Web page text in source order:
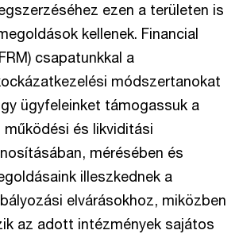
ezen a területen is
kellenek. Financial
csapatunkkal a
módszertanokat
ügyfeleinket támogassuk a
és likviditási
mérésében és
illeszkednek a
elvárásokhoz, miközben
az adott intézmények sajátos